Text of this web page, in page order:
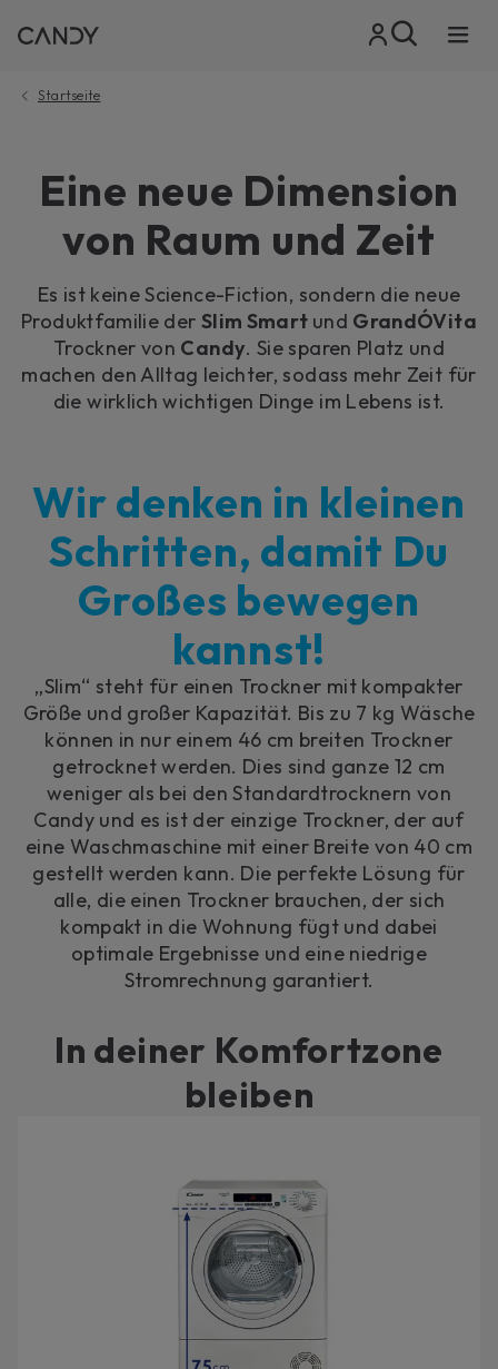
Startseite
Eine neue Dimension
von Raum und Zeit
Es ist keine Science-Fiction, sondern die neue
Produktfamilie der Slim Smart und GrandÓVita
Trockner von Candy. Sie sparen Platz und
machen den Alltag leichter, sodass mehr Zeit für
die wirklich wichtigen Dinge im Lebens ist.
Wir denken in kleinen
Schritten, damit Du
Großes bewegen
kannst!
„Slim“ steht für einen Trockner mit kompakter
Größe und großer Kapazität. Bis zu 7 kg Wäsche
können in nur einem 46 cm breiten Trockner
getrocknet werden. Dies sind ganze 12 cm
weniger als bei den Standardtrocknern von
Candy und es ist der einzige Trockner, der auf
eine Waschmaschine mit einer Breite von 40 cm
gestellt werden kann. Die perfekte Lösung für
alle, die einen Trockner brauchen, der sich
kompakt in die Wohnung fügt und dabei
optimale Ergebnisse und eine niedrige
Stromrechnung garantiert.
In deiner Komfortzone
bleiben